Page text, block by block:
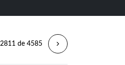
2811 de 4585